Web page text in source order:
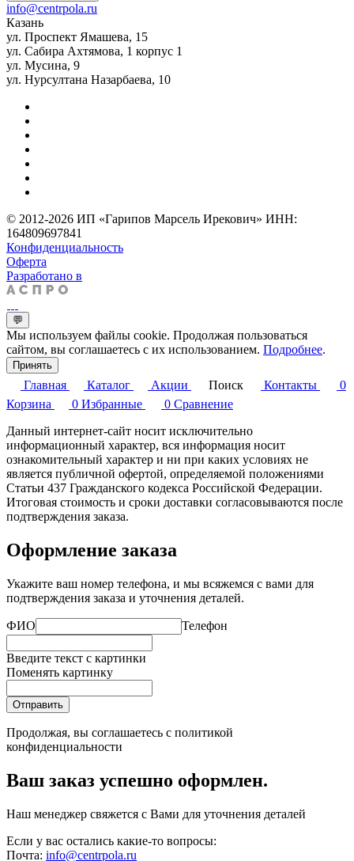
info@centrpola.ru
Казань
ул. Проспект Ямашева, 15
ул. Сабира Ахтямова, 1 корпус 1
ул. Мусина, 9
ул. Нурсултана Назарбаева, 10
© 2012-2026 ИП «Гарипов Марсель Ирекович» ИНН:
164809697841
Конфиденциальность
Оферта
Разработано в
💬
Мы используем файлы cookie. Продолжая пользоваться
сайтом, вы соглашаетесь с их использованием. Подробнее.
Принять
Главная Каталог Акции Поиск Контакты
0
Корзина
0 Избранные 0 Сравнение
Данный интернет-сайт носит исключительно
информационный характер, вся информация носит
ознакомительный характер и ни при каких условиях не
является публичной офертой, определяемой положениями
Статьи 437 Гражданского кодекса Российской Федерации.
Итоговая стоимость и сроки доставки согласовываются после
подтверждения заказа.
Оформление заказа
Укажите ваш номер телефона, и мы всяжемся с вами для
подтверждения заказа и уточнения деталей.
ФИО Телефон
Введите текст с картинки
Поменять картинку
Отправить
Продолжая, вы соглашаетесь с политикой
конфиденциальности
Ваш заказ успешно оформлен.
Наш менеджер свяжется с Вами для уточнения деталей
Если у вас остались какие-то вопросы:
Почта: info@centrpola.ru